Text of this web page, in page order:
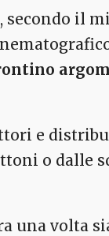
il
e
o dalle
una volta